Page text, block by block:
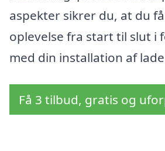
aspekter sikrer du, at du
oplevelse fra start til slut i
med din installation af
Få 3 tilbud, gratis og